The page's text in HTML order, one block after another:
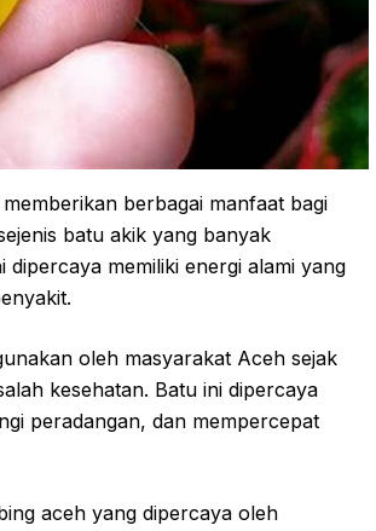
berbagai manfaat bagi
batu akik yang banyak
memiliki energi alami yang
oleh masyarakat Aceh sejak
kesehatan. Batu ini dipercaya
peradangan, dan mempercepat
aceh yang dipercaya oleh